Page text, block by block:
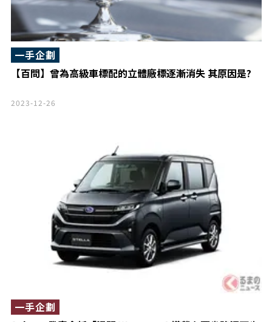
【百問】曾為高級車標配的立體廠標逐漸消失 其原因是?
一手企劃
2023-12-26
一手企劃